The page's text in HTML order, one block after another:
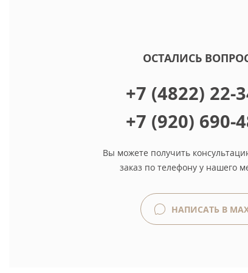
ОСТАЛИСЬ
+7 (4822) 22-
+7 (920) 690-
Вы можете получить
заказ по телефону у нашего
НАПИСАТЬ В